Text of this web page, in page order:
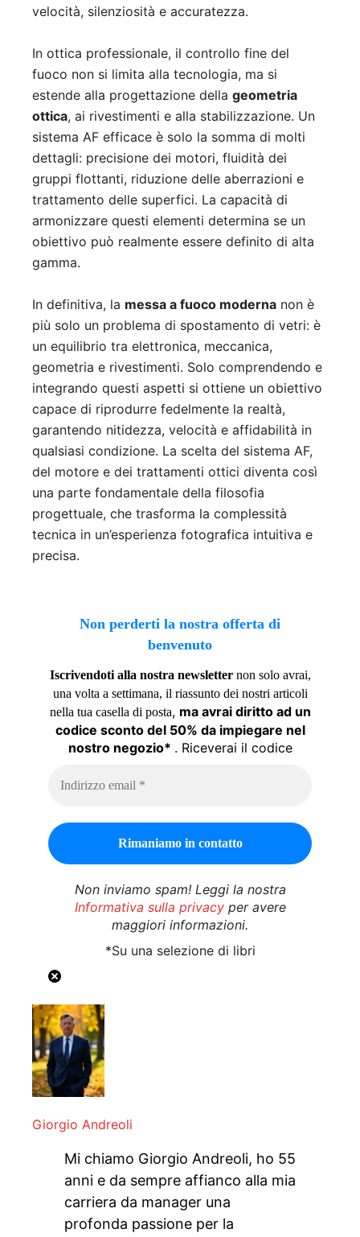
velocità, silenziosità e accuratezza.
In ottica professionale, il controllo fine del
fuoco non si limita alla tecnologia, ma si
estende alla progettazione della geometria
ottica, ai rivestimenti e alla stabilizzazione. Un
sistema AF efficace è solo la somma di molti
dettagli: precisione dei motori, fluidità dei
gruppi flottanti, riduzione delle aberrazioni e
trattamento delle superfici. La capacità di
armonizzare questi elementi determina se un
obiettivo può realmente essere definito di alta
gamma.
In definitiva, la messa a fuoco moderna non è
più solo un problema di spostamento di vetri: è
un equilibrio tra elettronica, meccanica,
geometria e rivestimenti. Solo comprendendo e
integrando questi aspetti si ottiene un obiettivo
capace di riprodurre fedelmente la realtà,
garantendo nitidezza, velocità e affidabilità in
qualsiasi condizione. La scelta del sistema AF,
del motore e dei trattamenti ottici diventa così
una parte fondamentale della filosofia
progettuale, che trasforma la complessità
tecnica in un’esperienza fotografica intuitiva e
precisa.
Non perderti la nostra offerta di
benvenuto
Iscrivendoti alla nostra newsletternon solo avrai,
una volta a settimana, il riassunto dei nostri articoli
nella tua casella di posta, ma avrai diritto ad un
codice sconto del 50% da impiegare nel
nostro negozio* . Riceverai il codice
Non inviamo spam! Leggi la nostra
Informativa sulla privacyper avere
maggiori informazioni.
*Su una selezione di libri
Giorgio Andreoli
Mi chiamo Giorgio Andreoli, ho 55
anni e da sempre affianco alla mia
carriera da manager una
profonda passione per la